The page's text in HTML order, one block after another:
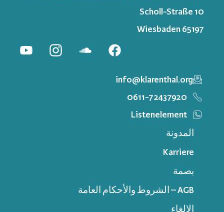
Scholl-Straße 10
65197 Wiesbaden
info@klarenthal.org
0611-72437920
Listenelement
المدونة
Karriere
بصمة
AGB – الشروط والأحكام العامة
الإلغاء